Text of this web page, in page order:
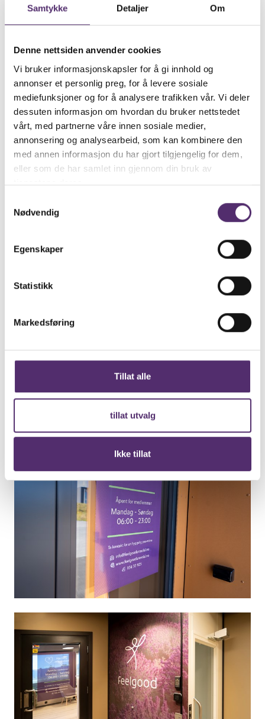
Samtykke Detaljer Om
Denne nettsiden anvender cookies
Vi bruker informasjonskapsler for å gi innhold og
annonser et personlig preg, for å levere sosiale
mediefunksjoner og for å analysere trafikken vår. Vi deler
dessuten informasjon om hvordan du bruker nettstedet
vårt, med partnerne våre innen sosiale medier,
annonsering og analysearbeid, som kan kombinere den
med annen informasjon du har gjort tilgjengelig for dem,
eller som de har samlet inn gjennom din bruk av
tjenestene deres.
Nødvendig
Egenskaper
Statistikk
Markedsføring
Tillat alle
tillat utvalg
Ikke tillat
Bilder fra senteret